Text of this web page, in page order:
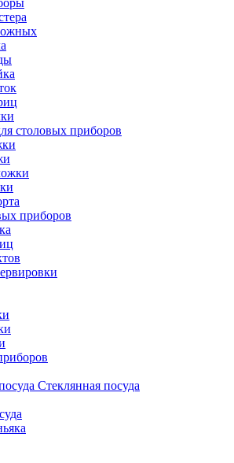
столовых приборов
приборов
Стеклянная посуда